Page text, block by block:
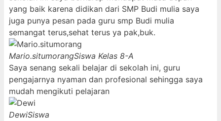
yang baik karena didikan dari SMP Budi mulia saya
juga punya pesan pada guru smp Budi mulia
semangat terus,sehat terus ya pak,buk.
Mario.situmorangSiswa Kelas 8-A
Saya senang sekali belajar di sekolah ini, guru
pengajarnya nyaman dan profesional sehingga saya
mudah mengikuti pelajaran
DewiSiswa